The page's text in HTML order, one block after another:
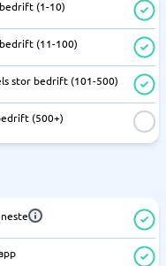
(1-10)
(11-100)
stor bedrift (101-500)
(500+)